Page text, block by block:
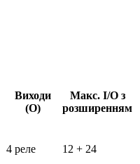
Виходи
(О)
Макс. І/О з
розширенням
4 реле 12 + 24